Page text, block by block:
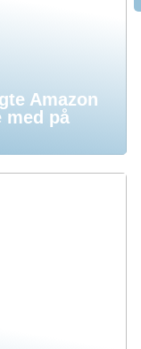
Amazon
med på